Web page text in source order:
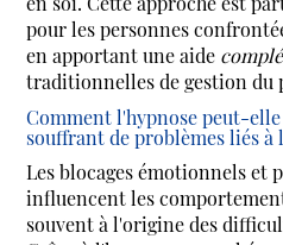
pour les personnes
en apportant une aide
traditionnelles de gestion du
Comment l'hypnose peut-
souffrant de problèmes liés à
Les blocages émotionnels et
influencent les
souvent à l'origine des